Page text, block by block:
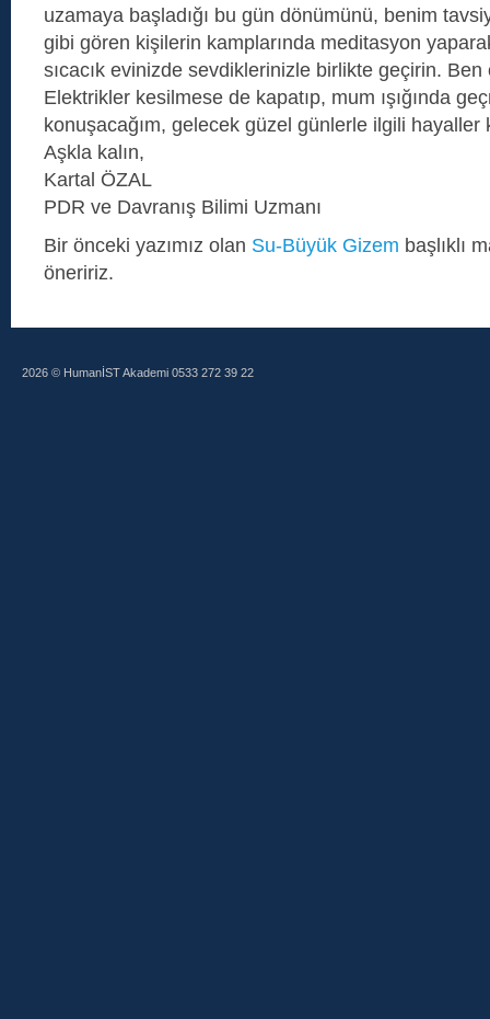
uzamaya başladığı bu gün dönümünü, benim
gibi gören kişilerin kamplarında meditasyon
sıcacık evinizde sevdiklerinizle birlikte geçirin. Ben
Elektrikler kesilmese de kapatıp, mum ışığında
konuşacağım, gelecek güzel günlerle ilgili hayaller
Aşkla kalın,
Kartal ÖZAL
PDR ve Davranış Bilimi Uzmanı
Bir önceki yazımız olan Su-Büyük Gizem başlıklı
öneririz.
2026 © HumanİST Akademi 0533 272 39 22